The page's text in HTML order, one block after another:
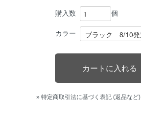
購入数 個
カラー
» 特定商取引法に基づく表記 (返品など)